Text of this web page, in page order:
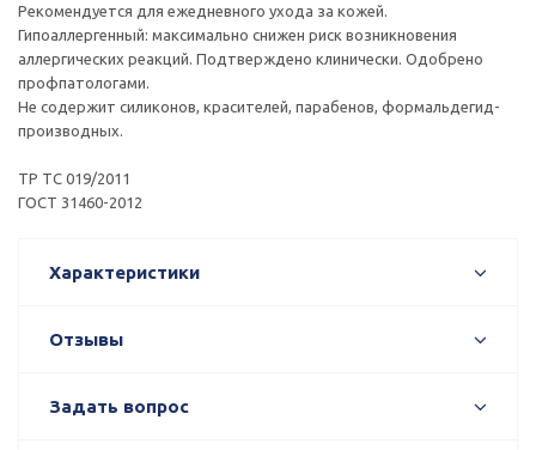
Рекомендуется для ежедневного ухода за кожей.
Гипоаллергенный: максимально снижен риск возникновения
аллергических реакций. Подтверждено клинически. Одобрено
профпатологами.
Не содержит силиконов, красителей, парабенов, формальдегид-
производных.
ТР ТС 019/2011
ГОСТ 31460-2012
Характеристики
Отзывы
Задать вопрос